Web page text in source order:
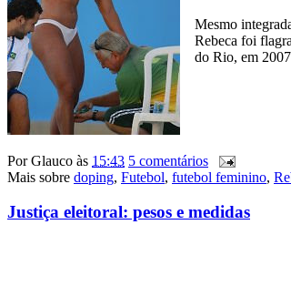
Mesmo
Rebeca foi
do Rio, em
PorGlauco às 15:43 5 comentários
Mais sobre doping, Futebol, futebol feminino,
Justiça eleitoral: pesos e medidas